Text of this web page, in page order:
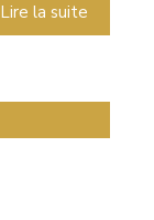
Lire la suite